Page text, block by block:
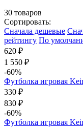
30 товаров
Сортировать:
Cначала дешевые
рейтингу По
620 ₽
1 550 ₽
-60%
Футболка игровая
330 ₽
830 ₽
-60%
Футболка игровая